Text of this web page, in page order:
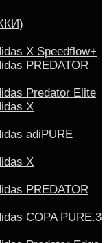
X Speedflow+
PREDATOR
Predator Elite
X
adiPURE
X
PREDATOR
COPA PURE.3